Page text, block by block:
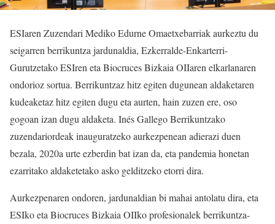
ESIaren Zuzendari Mediko Edurne Omaetxebarriak aurkeztu du
seigarren berrikuntza jardunaldia, Ezkerralde-Enkarterri-
Gurutzetako ESIren eta Biocruces Bizkaia OIIaren elkarlanaren
ondorioz sortua. Berrikuntzaz hitz egiten dugunean aldaketaren
kudeaketaz hitz egiten dugu eta aurten, hain zuzen ere, oso
gogoan izan dugu aldaketa. Inés Gallego Berrikuntzako
zuzendariordeak inauguratzeko aurkezpenean adierazi duen
bezala, 2020a urte ezberdin bat izan da, eta pandemia honetan
ezarritako aldaketetako asko gelditzeko etorri dira.
Aurkezpenaren ondoren, jardunaldian bi mahai antolatu dira, eta
ESIko eta Biocruces Bizkaia OIIko profesionalek berrikuntza-